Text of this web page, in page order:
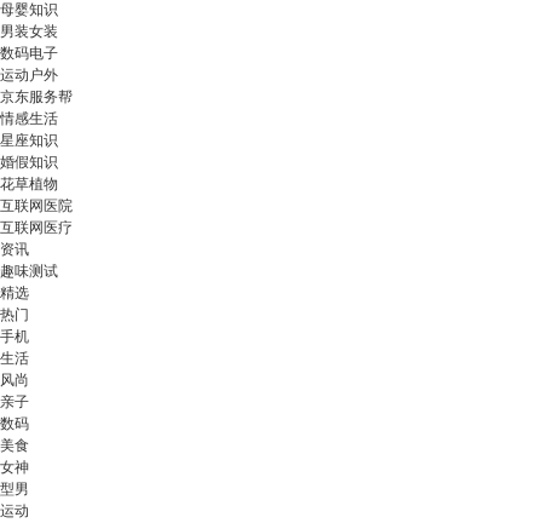
母婴知识
男装女装
数码电子
运动户外
京东服务帮
情感生活
星座知识
婚假知识
花草植物
互联网医院
互联网医疗
资讯
趣味测试
精选
热门
手机
生活
风尚
亲子
数码
美食
女神
型男
运动